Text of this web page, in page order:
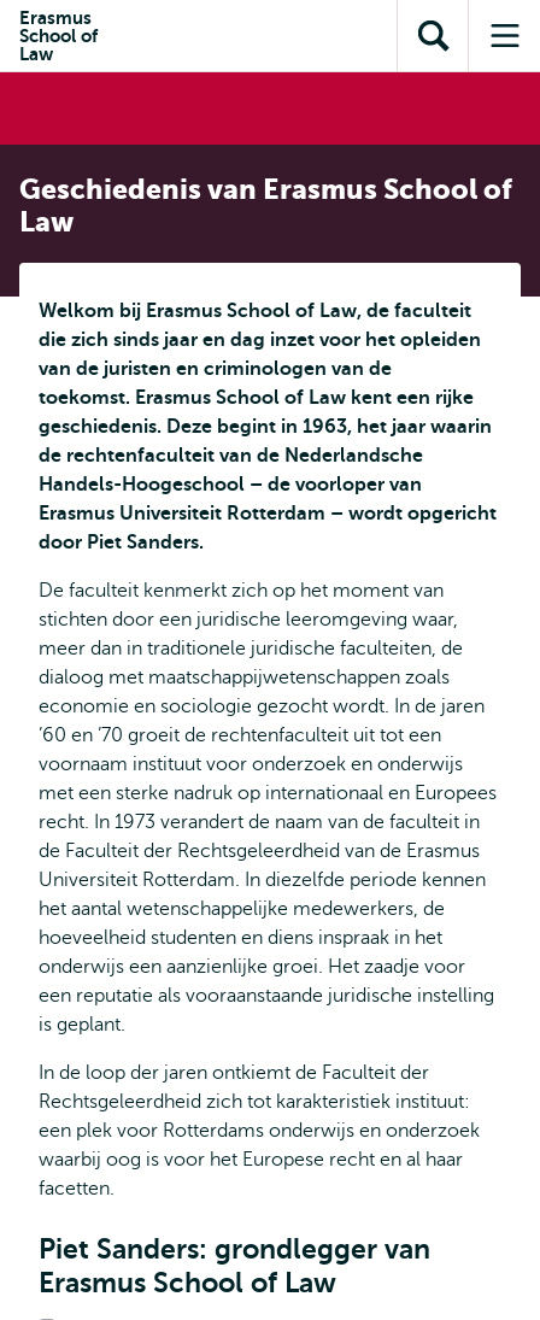
inhoud
Direct naar
subnavigatie
Erasmus
School of
Law
Toon
zoekveld
Geschiedenis van Erasmus School of
Law
Welkom bij Erasmus School of Law, de faculteit
die zich sinds jaar en dag inzet voor het opleiden
van de juristen en criminologen van de
toekomst. Erasmus School of Law kent een rijke
geschiedenis. Deze begint in 1963, het jaar waarin
de rechtenfaculteit van de Nederlandsche
Handels-Hoogeschool – de voorloper van
Erasmus Universiteit Rotterdam – wordt opgericht
door Piet Sanders.
De faculteit kenmerkt zich op het moment van
stichten door een juridische leeromgeving waar,
meer dan in traditionele juridische faculteiten, de
dialoog met maatschappijwetenschappen zoals
economie en sociologie gezocht wordt. In de jaren
’60 en ’70 groeit de rechtenfaculteit uit tot een
voornaam instituut voor onderzoek en onderwijs
met een sterke nadruk op internationaal en Europees
recht. In 1973 verandert de naam van de faculteit in
de Faculteit der Rechtsgeleerdheid van de Erasmus
Universiteit Rotterdam. In diezelfde periode kennen
het aantal wetenschappelijke medewerkers, de
hoeveelheid studenten en diens inspraak in het
onderwijs een aanzienlijke groei. Het zaadje voor
een reputatie als vooraanstaande juridische instelling
is geplant.
In de loop der jaren ontkiemt de Faculteit der
Rechtsgeleerdheid zich tot karakteristiek instituut:
een plek voor Rotterdams onderwijs en onderzoek
waarbij oog is voor het Europese recht en al haar
facetten.
Piet Sanders: grondlegger van
Erasmus School of Law